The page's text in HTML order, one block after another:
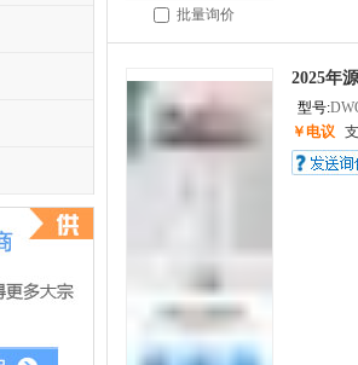
批量询价
2025年
型号:
￥电议